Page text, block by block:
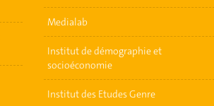
Medialab
Institut de démographie et
socioéconomie
Institut des Etudes Genre